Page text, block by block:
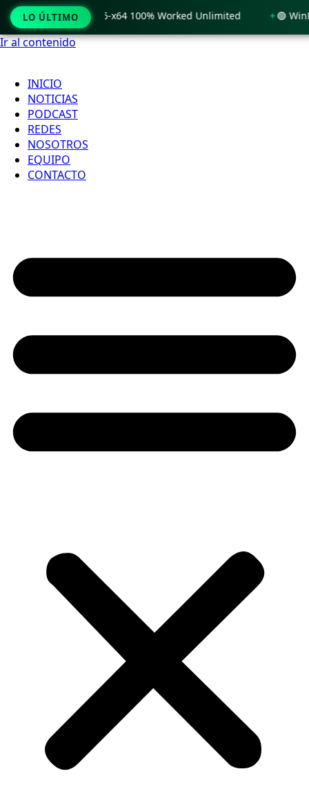
Ir al contenido
INICIO
NOTICIAS
PODCAST
REDES
NOSOTROS
EQUIPO
CONTACTO
LO ÚLTIMO
11 x86-x64 100% Worked Unlimited 🟢 WinRAR